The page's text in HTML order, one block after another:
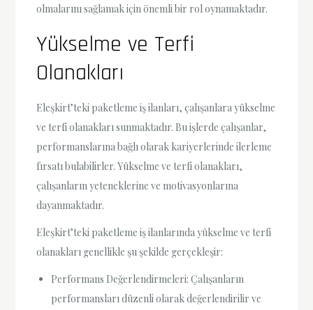
olmalarını sağlamak için önemli bir rol oynamaktadır.
Yükselme ve Terfi
Olanakları
Eleşkirt’teki paketleme iş ilanları, çalışanlara yükselme
ve terfi olanakları sunmaktadır. Bu işlerde çalışanlar,
performanslarına bağlı olarak kariyerlerinde ilerleme
fırsatı bulabilirler. Yükselme ve terfi olanakları,
çalışanların yeteneklerine ve motivasyonlarına
dayanmaktadır.
Eleşkirt’teki paketleme iş ilanlarında yükselme ve terfi
olanakları genellikle şu şekilde gerçekleşir:
Performans Değerlendirmeleri: Çalışanların
performansları düzenli olarak değerlendirilir ve